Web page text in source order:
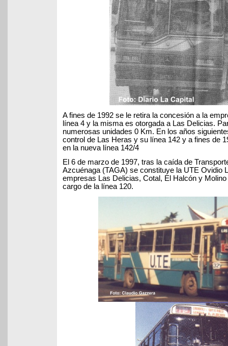
A fines de 1992 se le retira la concesión a la
línea 4 y la misma es otorgada a Las Delicias.
numerosas unidades 0 Km. En los años
control de Las Heras y su línea 142 y a fines de
en la nueva línea 142/4
El 6 de marzo de 1997, tras la caída de
Azcuénaga (TAGA) se constituye la UTE Ovidio
empresas Las Delicias, Cotal, El Halcón y
cargo de la línea 120.